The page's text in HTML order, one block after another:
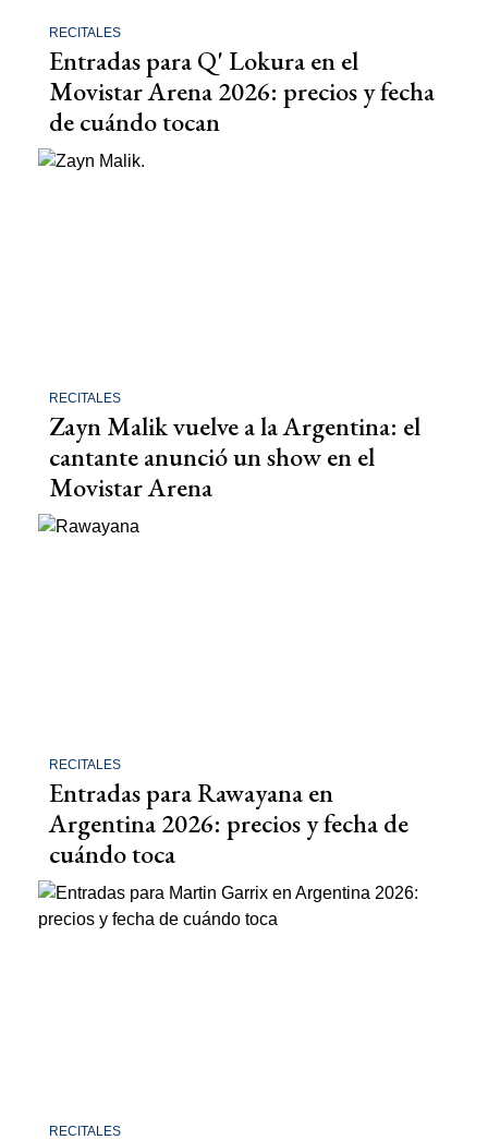
RECITALES
Entradas para Q' Lokura en el
Movistar Arena 2026: precios y fecha
de cuándo tocan
RECITALES
Zayn Malik vuelve a la Argentina: el
cantante anunció un show en el
Movistar Arena
RECITALES
Entradas para Rawayana en
Argentina 2026: precios y fecha de
cuándo toca
RECITALES